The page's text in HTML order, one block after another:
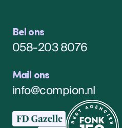
Bel ons
058-203 8076
Mail ons
info@compion.nl